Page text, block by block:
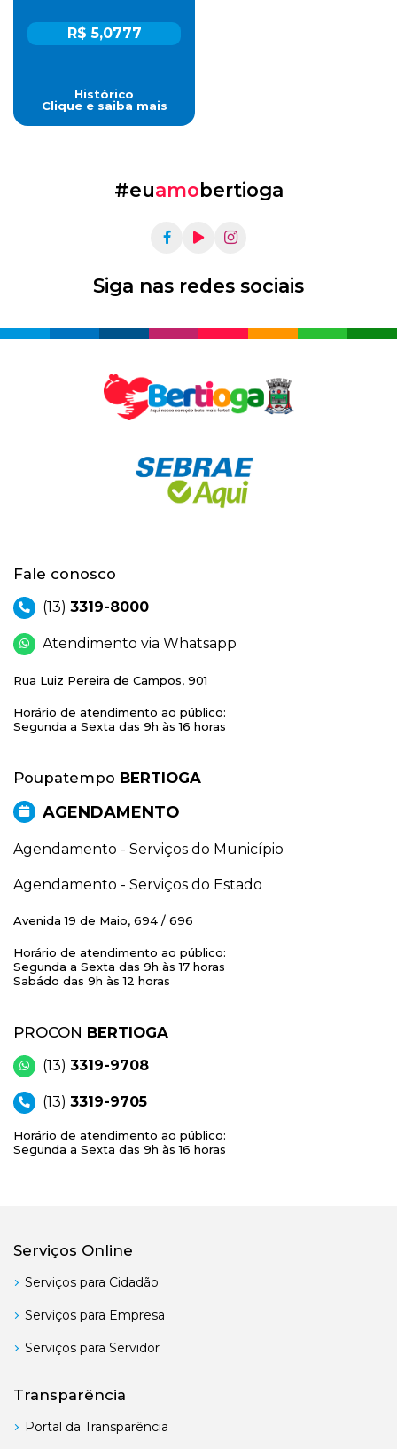
R$ 5,0777
Histórico
Clique e saiba mais
#euamobertioga
Siga nas redes sociais
Fale conosco
(13) 3319-8000
Atendimento via Whatsapp
Rua Luiz Pereira de Campos, 901
Horário de atendimento ao público:
Segunda a Sexta das 9h às 16 horas
Poupatempo BERTIOGA
AGENDAMENTO
Agendamento - Serviços do Município
Agendamento - Serviços do Estado
Avenida 19 de Maio, 694 / 696
Horário de atendimento ao público:
Segunda a Sexta das 9h às 17 horas
Sabádo das 9h às 12 horas
PROCON BERTIOGA
(13) 3319-9708
(13) 3319-9705
Horário de atendimento ao público:
Segunda a Sexta das 9h às 16 horas
Serviços Online
Serviços para Cidadão
Serviços para Empresa
Serviços para Servidor
Transparência
Portal da Transparência